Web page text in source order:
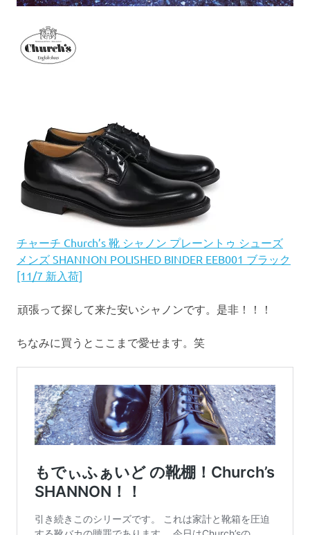
チャーチ Church’s 靴 シャノン プレーントゥ シューズ
メンズ SHANNON POLISHED BINDER EEB001 ブラック
[11/7 新入荷]
頑張って探して来た安いシャノンです。是非！！！
ちなみに買うとここまで愛せます。笑